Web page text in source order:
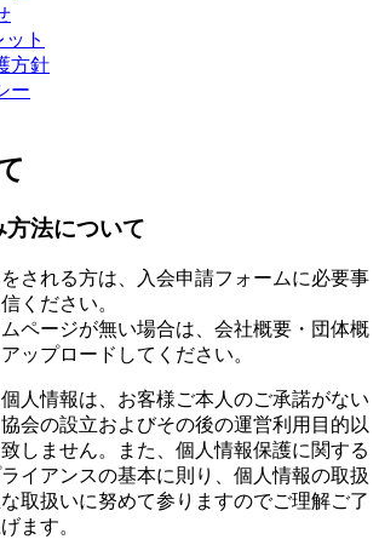
ト
方針
ー
方法について
される方は、入会申請フォームに必要事
ください。
ページが無い場合は、会社概要・団体概
ップロードしてください。
人情報は、お客様ご本人のご承諾がない
会の設立およびその後の運営利用目的以
しません。また、個人情報保護に関する
イアンスの基本に則り、個人情報の取扱
取扱いに努めて参りますのでご理解ご了
ます。